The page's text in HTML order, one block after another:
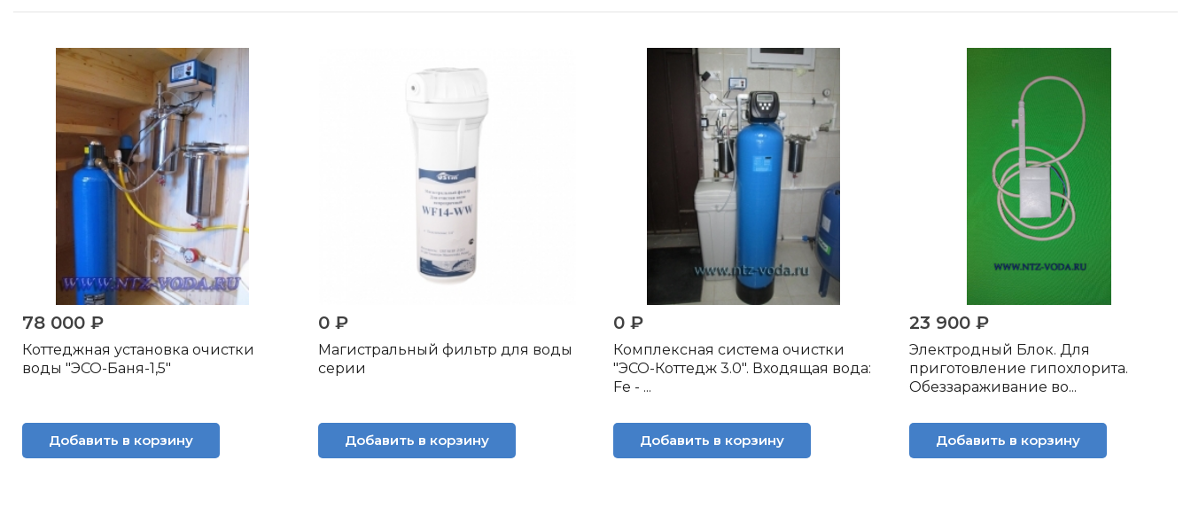
78 000 ₽
Коттеджная установка очистки
воды "ЭСО-Баня-1,5"
Добавить в корзину
0 ₽
Магистральный фильтр для воды
серии
Добавить в корзину
0 ₽
Комплексная система очистки
"ЭСО-Коттедж 3.0". Входящая вода:
Fe - ...
Добавить в корзину
23 900 ₽
Электродный Блок. Для
приготовление гипохлорита.
Обеззараживание во...
Добавить в корзину